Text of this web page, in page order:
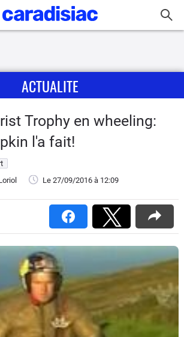
ACTUALITE
Trophy en wheeling:
l'a fait!
Le 27/09/2016 à 12:09